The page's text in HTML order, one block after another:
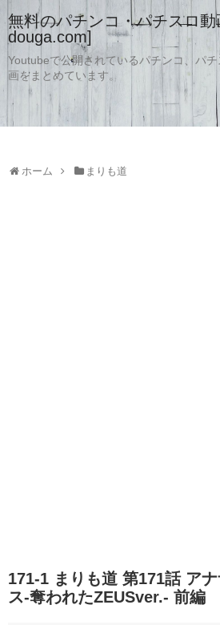
無料のパチンコ・パチスロ
douga.com]
Youtubeで公開されているパチンコ、パ
画をまとめています。
ホーム まりも道
171-1 まりも道 第171話 ア
ス‐奪われたZEUSver.‐ 前編